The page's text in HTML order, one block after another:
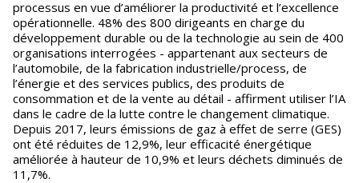
processus en vue d’améliorer la productivité et l’excellence
opérationnelle. 48% des 800 dirigeants en charge du
développement durable ou de la technologie au sein de 400
organisations interrogées - appartenant aux secteurs de
l’automobile, de la fabrication industrielle/process, de
l’énergie et des services publics, des produits de
consommation et de la vente au détail - affirment utiliser l’IA
dans le cadre de la lutte contre le changement climatique.
Depuis 2017, leurs émissions de gaz à effet de serre (GES)
ont été réduites de 12,9%, leur efficacité énergétique
améliorée à hauteur de 10,9% et leurs déchets diminués de
11,7%.